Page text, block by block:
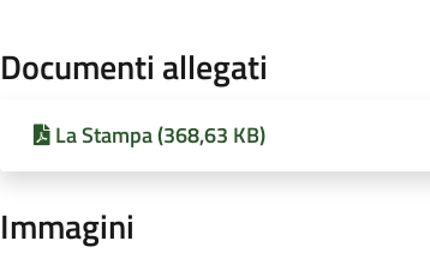
Documenti allegati
La Stampa (368,63 KB)
Immagini